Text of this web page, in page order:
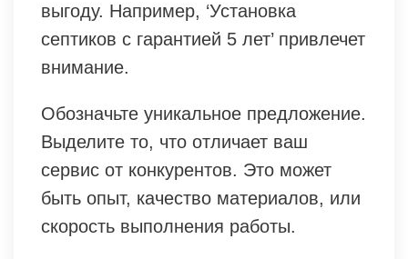
выгоду. Например, ‘Установка
септиков с гарантией 5 лет’ привлечет
внимание.
Обозначьте уникальное предложение.
Выделите то, что отличает ваш
сервис от конкурентов. Это может
быть опыт, качество материалов, или
скорость выполнения работы.